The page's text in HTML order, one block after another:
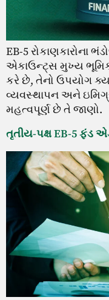
EB-5 રોકાણકારોના
એકાઉન્ટ્સ મુખ્ય
કરે છે, તેનો ઉપયોગ
વ્યવસ્થાપન અને
મહત્વપૂર્ણ છે તે જાણો.
તૃતીય-પક્ષ EB-5 ફંડ